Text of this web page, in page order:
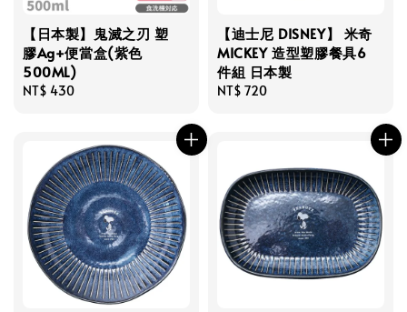
【日本製】鬼滅之刃 塑
膠Ag+便當盒(紫色
500ML)
Regular
NT$ 430
【迪士尼 DISNEY】 米奇
MICKEY 造型塑膠餐具6
件組 日本製
Regular
NT$ 720